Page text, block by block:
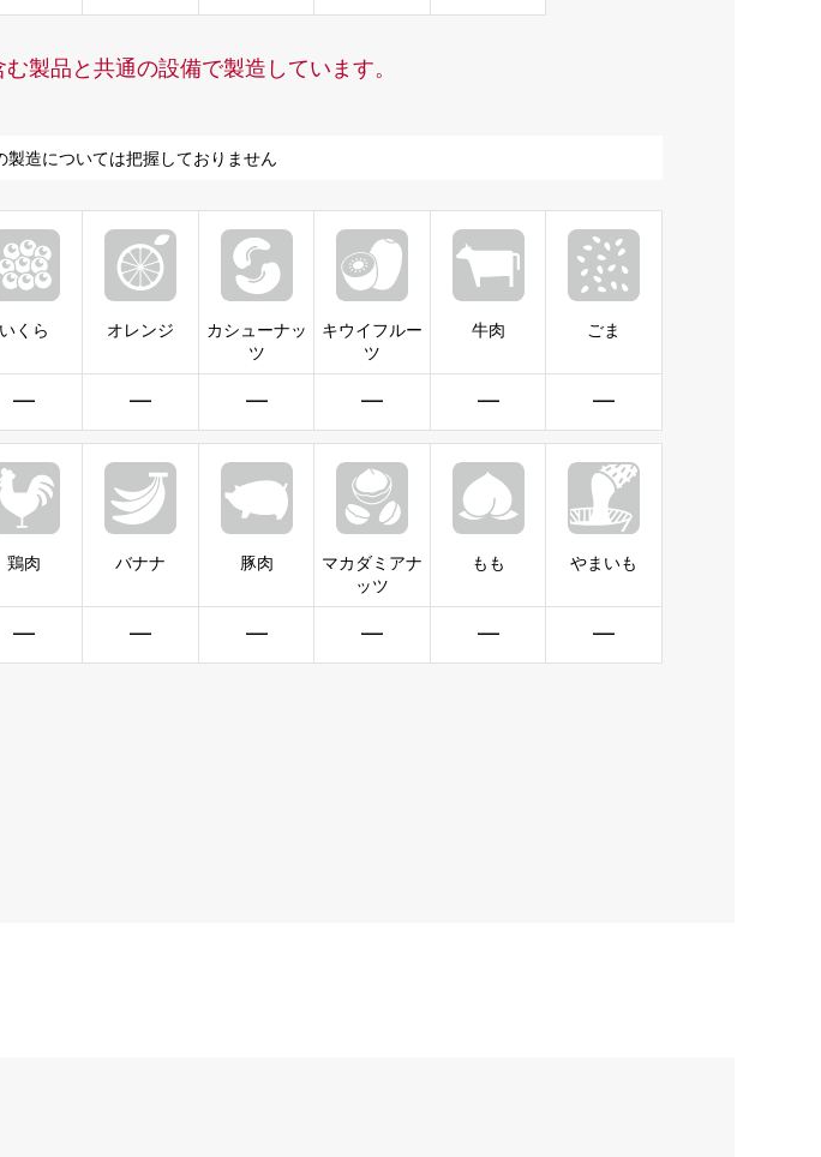
製品と共通の設備で製造しています。
造については把握しておりません
いくら
━
オレンジ
━
カシューナッ
ツ
━
キウイフルー
ツ
━
牛肉
━
ごま
━
鶏肉
━
バナナ
━
豚肉
━
マカダミアナ
ッツ
━
もも
━
やまいも
━